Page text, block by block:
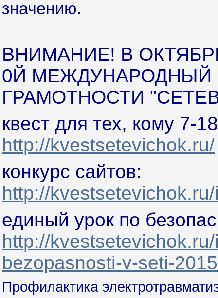
значению.
ВНИМАНИЕ! В
0Й МЕЖДУНАРОДНЫЙ
ГРАМОТНОСТИ
квест для тех, кому 7-
http://kvestsetevichok.ru/
конкурс сайтов:
http://
единый урок по
http://
bezopasnosti-v-seti-2015
Профилактика